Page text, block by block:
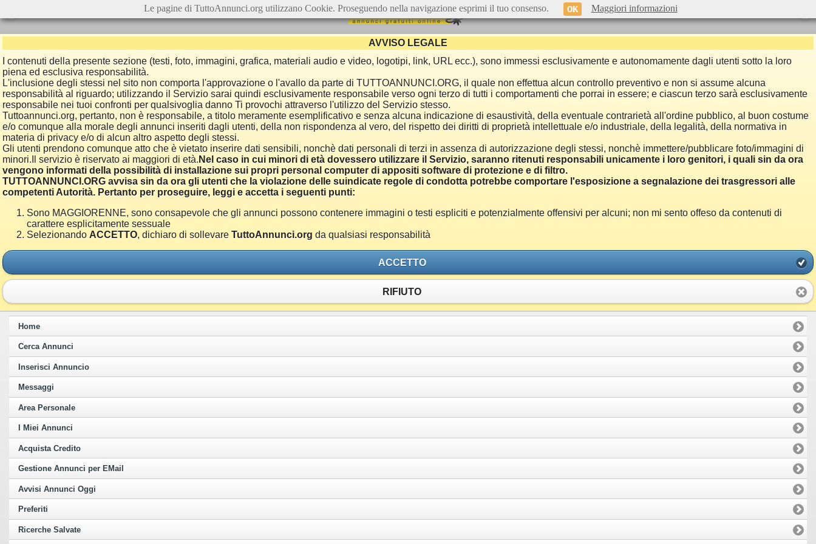
AVVISO LEGALE
I contenuti della presente sezione (testi, foto, immagini, grafica, materiali audio e video, logotipi, link, URL ecc.), sono immessi esclusivamente e autonomamente dagli utenti sotto la loro
piena ed esclusiva responsabilità.
L'inclusione degli stessi nel sito non comporta l'approvazione o l'avallo da parte di TUTTOANNUNCI.ORG, il quale non effettua alcun controllo preventivo e non si assume alcuna
responsabilità al riguardo; utilizzando il Servizio sarai quindi esclusivamente responsabile verso ogni terzo di tutti i comportamenti che porrai in essere; e ciascun terzo sarà esclusivamente
responsabile nei tuoi confronti per qualsivoglia danno Ti provochi attraverso l'utilizzo del Servizio stesso.
Tuttoannunci.org, pertanto, non è responsabile, a titolo meramente esemplificativo e senza alcuna indicazione di esaustività, della eventuale contrarietà all'ordine pubblico, al buon costume
e/o comunque alla morale degli annunci inseriti dagli utenti, della non rispondenza al vero, del rispetto dei diritti di proprietà intellettuale e/o industriale, della legalità, della normativa in
materia di privacy e/o di alcun altro aspetto degli stessi.
Gli utenti prendono comunque atto che è vietato inserire dati sensibili, nonchè dati personali di terzi in assenza di autorizzazione degli stessi, nonchè immettere/pubblicare foto/immagini di
minori.Il servizio è riservato ai maggiori di età. Nel caso in cui minori di età dovessero utilizzare il Servizio, saranno ritenuti responsabili unicamente i loro genitori, i quali sin da ora
vengono informati della possibilità di installazione sui propri personal computer di appositi software di protezione e di filtro.
TUTTOANNUNCI.ORG avvisa sin da ora gli utenti che la violazione delle suindicate regole di condotta potrebbe comportare l'esposizione a segnalazione dei trasgressori alle
competenti Autorità. Pertanto per proseguire, leggi e accetta i seguenti punti:
Sono MAGGIORENNE, sono consapevole che gli annunci possono contenere immagini o testi espliciti e potenzialmente offensivi per alcuni; non mi sento offeso da contenuti di
carattere esplicitamente sessuale
Selezionando ACCETTO, dichiaro di sollevare TuttoAnnunci.org da qualsiasi responsabilità
ACCETTO
RIFIUTO
Home
Cerca Annunci
Inserisci Annuncio
Messaggi
Area Personale
I Miei Annunci
Acquista Credito
Gestione Annunci per EMail
Avvisi Annunci Oggi
Preferiti
Ricerche Salvate
Le pagine di TuttoAnnunci.org utilizzano Cookie. Proseguendo nella navigazione esprimi il tuo consenso. OK Maggiori informazioni